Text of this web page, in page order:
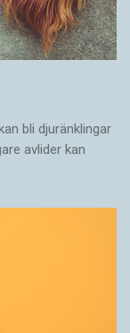
bli djuränklingar
avlider kan